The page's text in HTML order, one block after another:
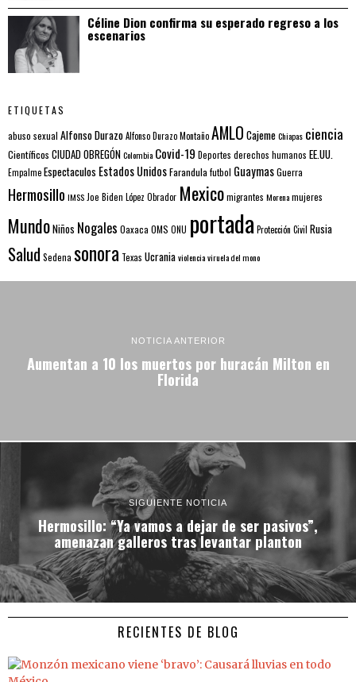
Céline Dion confirma su esperado regreso a los
escenarios
ETIQUETAS
abuso sexual Alfonso DurazoAlfonso Durazo MontañoAMLO CajemeChiapas ciencia
Científicos CIUDAD OBREGÓNColombia Covid-19 Deportes derechos humanos EE.UU.
EmpalmeEspectaculos Estados UnidosFarandulafutbol GuaymasGuerra
Hermosillo IMSS Joe Biden López Obrador Mexicomigrantes Morenamujeres
MundoNiños Nogales Oaxaca OMS ONU portada Protección Civil Rusia
Salud Sedena sonora Texas Ucraniaviolenciaviruela del mono
NOTICIA ANTERIOR
Aumentan a 10 los muertos por huracán Milton en
Florida
SIGUIENTE NOTICIA
Hermosillo: “Ya vamos a dejar de ser pasivos”,
amenazan galleros tras levantar planton
RECIENTES DE BLOG